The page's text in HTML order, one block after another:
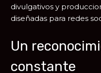
divulgativos y
diseñadas para redes
Un
constante